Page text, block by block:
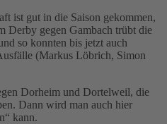
ist gut in die Saison gekommen,
Derby gegen Gambach trübt die
so konnten bis jetzt auch
(Markus Löbrich, Simon
Dorheim und Dortelweil, die
Dann wird man auch hier
kann.